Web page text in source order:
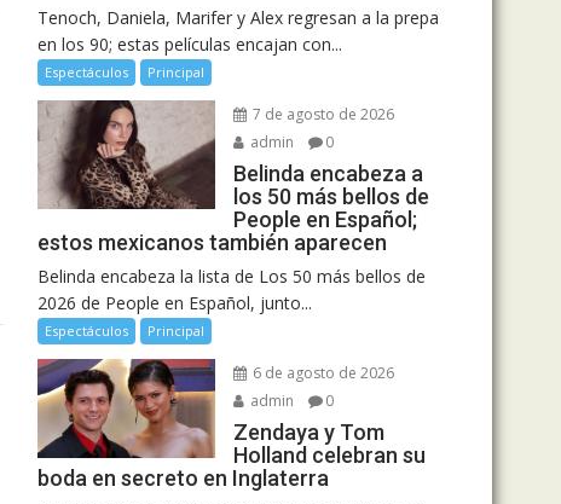
Tenoch, Daniela, Marifer y Alex regresan a la prepa
en los 90; estas películas encajan con...
Espectáculos Principal
7 de agosto de 2026
admin
0
Belinda encabeza a
los 50 más bellos de
People en Español;
estos mexicanos también aparecen
Belinda encabeza la lista de Los 50 más bellos de
2026 de People en Español, junto...
Espectáculos Principal
6 de agosto de 2026
admin
0
Zendaya y Tom
Holland celebran su
boda en secreto en Inglaterra